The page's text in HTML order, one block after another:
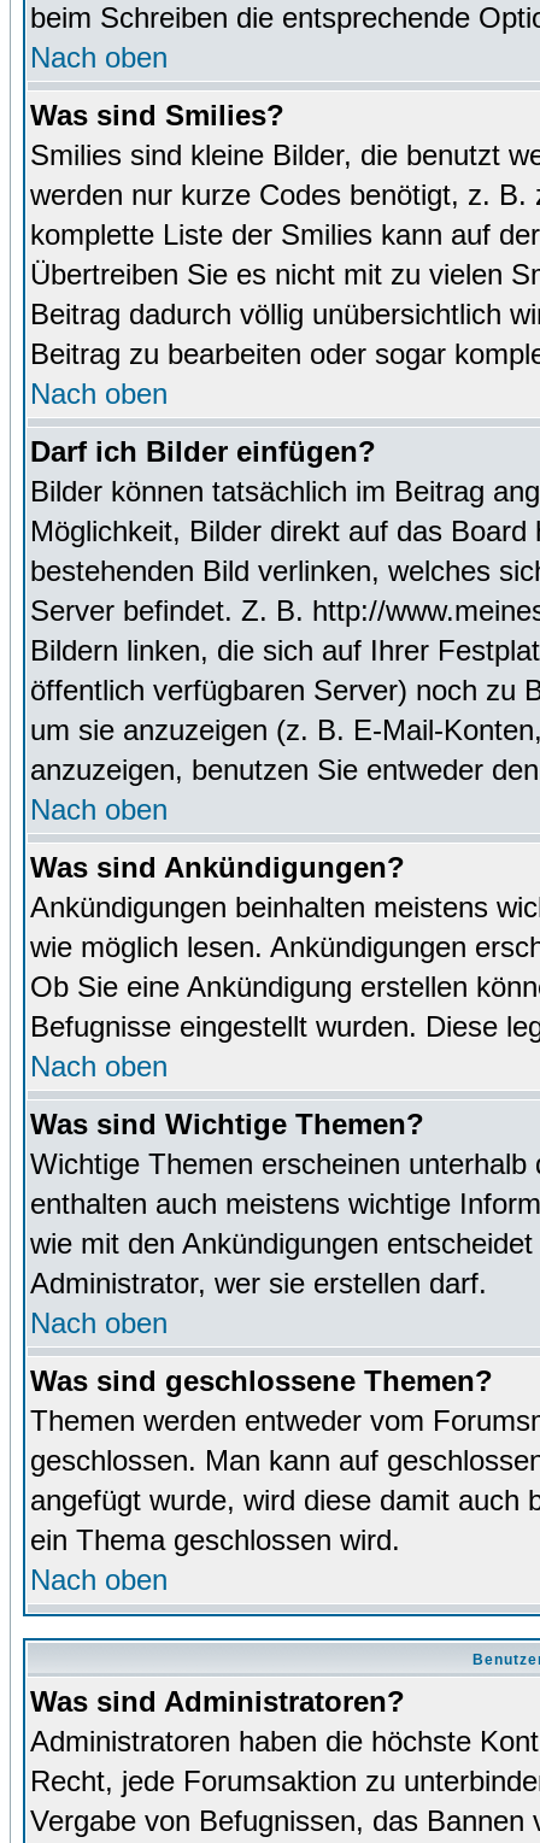
beim Schreiben die entsprechende
Nach oben
Was sind Smilies?
Smilies sind kleine Bilder, die benutzt
werden nur kurze Codes benötigt, z.
komplette Liste der Smilies kann auf
Übertreiben Sie es nicht mit zu vielen
Beitrag dadurch völlig unübersichtlich
Beitrag zu bearbeiten oder sogar
Nach oben
Darf ich Bilder einfügen?
Bilder können tatsächlich im Beitrag
Möglichkeit, Bilder direkt auf das
bestehenden Bild verlinken, welches
Server befindet. Z. B. http://
Bildern linken, die sich auf Ihrer
öffentlich verfügbaren Server) noch zu
um sie anzuzeigen (z. B. E-Mail-
anzuzeigen, benutzen Sie entweder
Nach oben
Was sind Ankündigungen?
Ankündigungen beinhalten meistens
wie möglich lesen. Ankündigungen
Ob Sie eine Ankündigung erstellen
Befugnisse eingestellt wurden. Diese
Nach oben
Was sind Wichtige Themen?
Wichtige Themen erscheinen
enthalten auch meistens wichtige
wie mit den Ankündigungen
Administrator, wer sie erstellen darf.
Nach oben
Was sind geschlossene Themen?
Themen werden entweder vom
geschlossen. Man kann auf
angefügt wurde, wird diese damit auch
ein Thema geschlossen wird.
Nach oben
Was sind Administratoren?
Administratoren haben die höchste
Recht, jede Forumsaktion zu
Vergabe von Befugnissen, das